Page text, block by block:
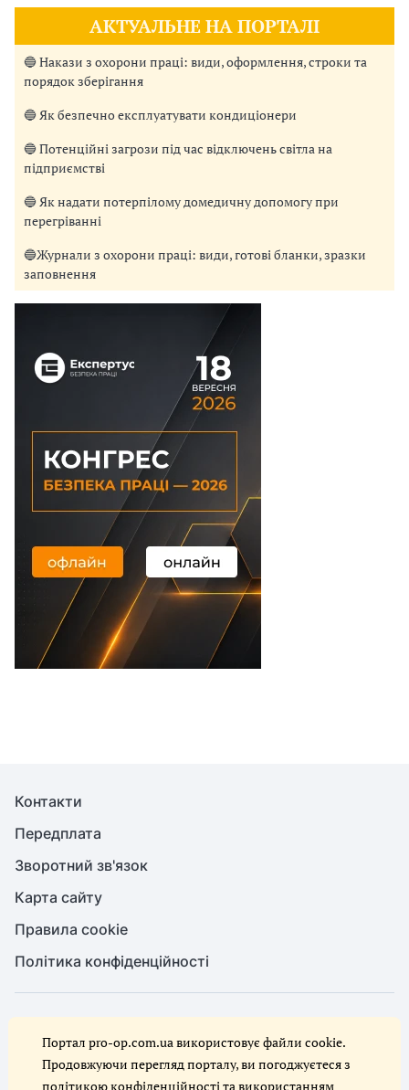
АКТУАЛЬНЕ НА ПОРТАЛІ
🔵 Накази з охорони праці: види, оформлення, строки та
порядок зберігання
🔵 Як безпечно експлуатувати кондиціонери
🔵 Потенційні загрози під час відключень світла на
підприємстві
🔵 Як надати потерпілому домедичну допомогу при
перегріванні
🔵Журнали з охорони праці: види, готові бланки, зразки
заповнення
Контакти
Передплата
Зворотний зв'язок
Карта сайту
Правила cookie
Політика конфіденційності
Повне або часткове копіювання будь-яких матеріалів сайту,
цитування, публікація їх анотованих оглядів допускаються лише за
письмового дозволу редакції сайту Служба охорони праці
Портал pro-op.com.ua використовує файли cookie.
Продовжуючи перегляд порталу, ви погоджуєтеся з
політикою конфіденційності тавикористанням